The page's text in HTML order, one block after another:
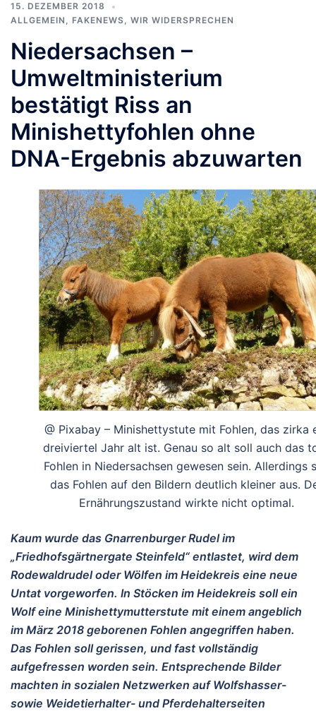
15. DEZEMBER 2018
ALLGEMEIN , FAKENEWS, WIR WIDERSPRECHEN
Niedersachsen –
Umweltministerium
bestätigt Riss an
Minishettyfohlen ohne
DNA-Ergebnis abzuwarten
@ Pixabay – Minishettystute mit Fohlen, das zirka
dreiviertel Jahr alt ist. Genau so alt soll auch das
Fohlen in Niedersachsen gewesen sein. Allerdings
das Fohlen auf den Bildern deutlich kleiner aus.
Ernährungszustand wirkte nicht optimal.
Kaum wurde das Gnarrenburger Rudel im
„Friedhofsgärtnergate Steinfeld“ entlastet, wird dem
Rodewaldrudel oder Wölfen im Heidekreis eine neue
Untat vorgeworfen. In Stöcken im Heidekreis soll ein
Wolf eine Minishettymutterstute mit einem angeblich
im März 2018 geborenen Fohlen angegriffen haben.
Das Fohlen soll gerissen, und fast vollständig
aufgefressen worden sein. Entsprechende Bilder
machten in sozialen Netzwerken auf Wolfshasser-
sowie Weidetierhalter- und Pferdehalterseiten